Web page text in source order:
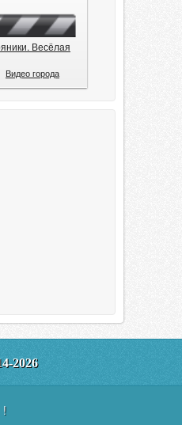
Весёлая
Видео города
00:20:11
(19.35) Тула
Видео города
2026
!